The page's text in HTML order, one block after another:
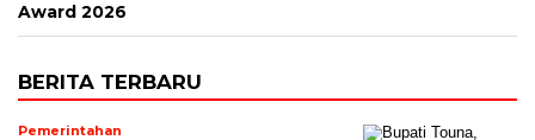
Award 2026
BERITA TERBARU
Pemerintahan